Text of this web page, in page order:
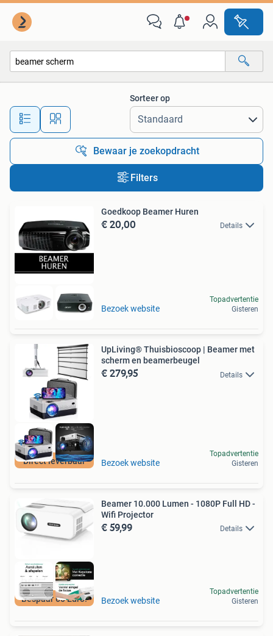
Alle afstanden…
Sorteer op
Bewaar je zoekopdracht
Filters
Goedkoop Beamer Huren
€ 20,00 Details
Bezoek website
Topadvertentie
Gisteren
Direct leverbaar
UpLiving® Thuisbioscoop | Beamer met
scherm en beamerbeugel
€ 279,95 Details
Bezoek website
Topadvertentie
Gisteren
Bespaar 60 Euro!
Beamer 10.000 Lumen - 1080P Full HD -
Wifi Projector
€ 59,99 Details
Bezoek website
Topadvertentie
Gisteren